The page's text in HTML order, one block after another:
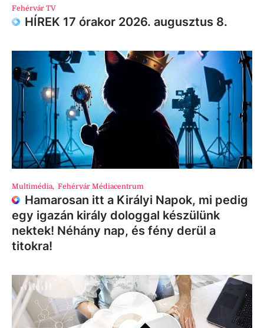
Fehérvár TV
HÍREK 17 órakor 2026. augusztus 8.
Multimédia, Fehérvár Médiacentrum
Hamarosan itt a Királyi Napok, mi pedig
egy igazán király dologgal készülünk
nektek! Néhány nap, és fény derül a
titokra!